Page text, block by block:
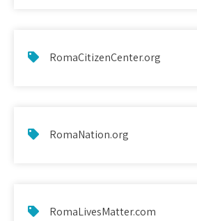
RomaCitizenCenter.org
RomaNation.org
RomaLivesMatter.com